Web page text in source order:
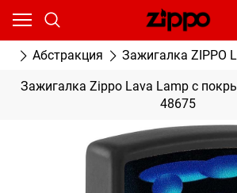
Абстракция Зажигалка ZIPPO
Зажигалка Zippo Lava Lamp с
48675
Ваш город - Москва,
От выбранного города зависят сроки